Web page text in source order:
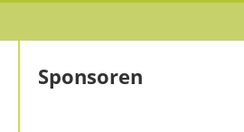
Sponsoren